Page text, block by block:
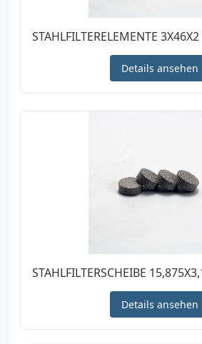
STAHLFILTERELEMENTE
Details ansehen
STAHLFILTERSCHEIBE
Details ansehen